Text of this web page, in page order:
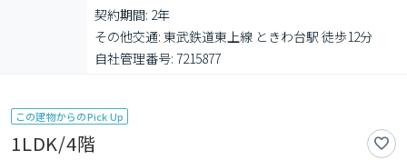
契約期間: 2年
その他交通: 東武鉄道東上線 ときわ台駅 徒歩12分
自社管理番号: 7215877
この建物からのPick Up
1LDK/4階